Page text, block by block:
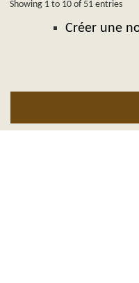
Showing 1 to 10 of 51 entries
Créer une